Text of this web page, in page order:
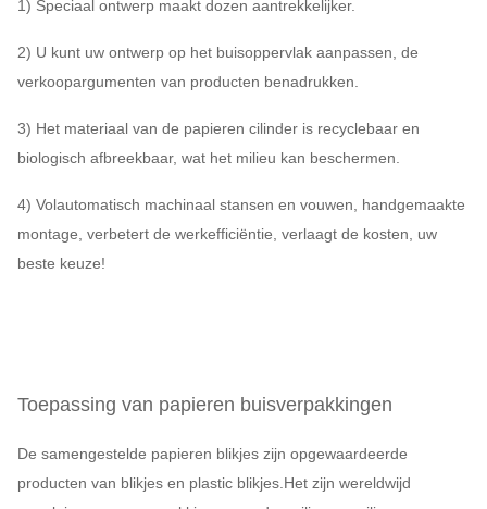
1) Speciaal ontwerp maakt dozen aantrekkelijker.
2) U kunt uw ontwerp op het buisoppervlak aanpassen, de
verkoopargumenten van producten benadrukken.
3) Het materiaal van de papieren cilinder is recyclebaar en
biologisch afbreekbaar, wat het milieu kan beschermen.
4) Volautomatisch machinaal stansen en vouwen, handgemaakte
montage, verbetert de werkefficiëntie, verlaagt de kosten, uw
beste keuze!
Toepassing van papieren buisverpakkingen
De samengestelde papieren blikjes zijn opgewaardeerde
producten van blikjes en plastic blikjes.Het zijn wereldwijd